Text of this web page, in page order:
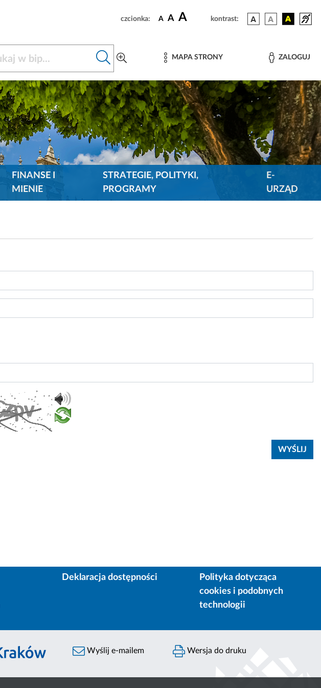
czcionka: A A A kontrast:
MAPA STRONY ZALOGUJ
FINANSE I
MIENIE
STRATEGIE, POLITYKI,
PROGRAMY
E-
URZĄD
Deklaracja dostępności
Polityka dotycząca
cookies i podobnych
technologii
Wyślij e-mailem Wersja do druku